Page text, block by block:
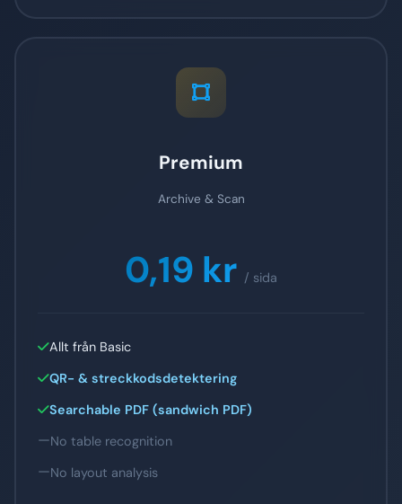
Premium
Archive & Scan
0,19 kr / sida
Allt från Basic
QR- & streckkodsdetektering
Searchable PDF (sandwich PDF)
No table recognition
No layout analysis